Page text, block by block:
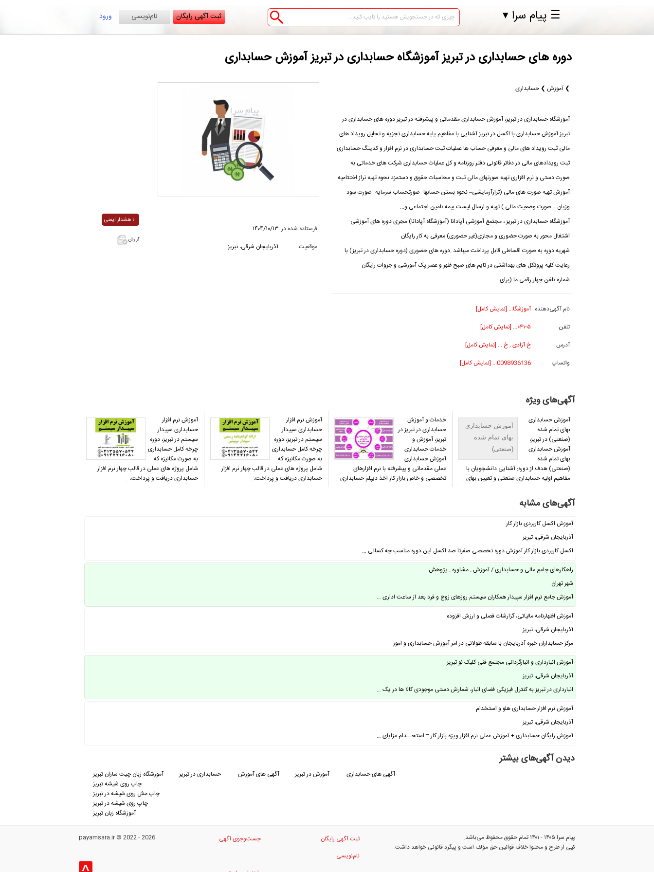
☰ پیام سرا ▾ ورود نام‌نویسی ثبت آگهی رایگان
دوره های حسابداری در تبریز آموزشگاه حسابداری در تبریز آموزش حسابداری
❯ آموزش ❯ حسابداری
آموزشگاه حسابداری در تبریز، آموزش حسابداری مقدماتی و پیشرفته در تبریز دوره های حسابداری در
تبریز آموزش حسابداری با اکسل در تبریز آشنایی با مفاهیم پایه حسابداری تجزیه و تحلیل رویداد های
مالی ثبت رویداد های مالی و معرفی حساب ها عملیات ثبت حسابداری در نرم افزار و کدینگ حسابداری
ثبت رویدادهای مالی در دفاتر قانونی دفتر روزنامه و کل عملیات حسابداری شرکت های خدماتی به
صورت دستی و نرم افزاری تهیه صورتهای مالی ثبت و محاسبات حقوق و دستمزد نحوه تهیه تراز اختتامیه
آموزش تهیه صورت های مالی (ترازآزمایشی– نحوه بستن حسابها- صورتحساب سرمایه- صورت سود
وزیان – صورت وضعیت مالی ) تهیه و ارسال لیست بیمه تامین اجتماعی و...
آموزشگاه حسابداری در تبریز ، مجتمع آموزشی آپادانا (آموزشگاه آپادانا) مجری دوره های آموزشی
اشتغال محور به صورت حضوری و مجازی(غیر حضوری) معرفی به کار رایگان
شهریه دوره به صورت اقساطی قابل پرداخت میباشد .دوره های حضوری (دوره حسابداری در تبریز) با
رعایت کلیه پروتکل های بهداشتی در تایم های صبح ظهر و عصر پک آموزشی و جزوات رایگان
شماره تلفن چهار رقمی ما (برای
نام آگهی‌دهنده آموزشگا... [نمایش کامل]
تلفن
۰۴۱-۵... [نمایش کامل]
آدرس
خ آزادی , خ ... [نمایش کامل]
واتساپ
0098936136... [نمایش کامل]
هشدار ایمنی ›
گزارش
فرستاده شده در ۱۴۰۴/۱۰/۱۳
موقعیت
آذربایجان شرقی، تبریز
آگهی‌های ویژه
آموزش حسابداری
بهای تمام شده
(صنعتی)
آموزش حسابداری
بهای تمام شده
(صنعتی) در تبریز،
آموزش حسابداری
بهای تمام شده
(صنعتی) هدف از دوره: آشنایی دانشجویان با
مفاهیم اولیه حسابداری صنعتی و تعیین بهای…
خدمات و آموزش
حسابداری در تبریز در
تبریز، آموزش و
خدمات حسابداری
آموزش حسابداری
عملی مقدماتی و پیشرفته با نرم افزارهای
تخصصی و خاص بازار کار اخذ دیپلم حسابداری…
آموزش نرم افزار
حسابداری سپیدار
سیستم در تبریز، دوره
چرخه کامل حسابداری
به صورت مکانیزه که
شامل پروژه های عملی در قالب چهار نرم افزار
حسابداری دریافت و پرداخت،…
آموزش نرم افزار
حسابداری سپیدار
سیستم در تبریز، دوره
چرخه کامل حسابداری
به صورت مکانیزه که
شامل پروژه های عملی در قالب چهار نرم افزار
حسابداری دریافت و پرداخت،…
آگهی‌های مشابه
آموزش اکسل کاربردی بازار کار
آذربایجان شرقی، تبریز
اکسل کاربردی بازار کار آموزش دوره تخصصی صفرتا صد اکسل این دوره مناسب چه کسانی …
راهکارهای جامع مالی و حسابداری / آموزش . مشاوره . پژوهش
شهر تهران
آموزش جامع نرم افزار سپیدار همکاران سیستم روزهای زوج و فرد بعد از ساعت اداری …
آموزش اظهارنامه مالیاتی، گزارشات فصلی و ارزش افزوده
آذربایجان شرقی، تبریز
مرکز حسابداران خبره آذربایجان با سابقه طولانی در امر آموزش حسابداری و امور …
آموزش انبارداری و انبارگردانی مجتمع فنی کلیک نو تبریز
آذربایجان شرقی، تبریز
انبارداری در تبریز به کنترل فیزیکی فضای انبار، شمارش دستی موجودی کالا ها در یک …
آموزش نرم افزار حسابداری هلو و استخدام
آذربایجان شرقی، تبریز
آموزش رایگان حسابداری + آموزش عملی نرم افزار ویژه بازار کار = استخــدام مزایای …
دیدن آگهی‌های بیشتر
آگهی های حسابداری آموزش در تبریز آگهی های آموزش حسابداری در تبریز
آموزشگاه زبان چیت سازان تبریز
چاپ روی شیشه تبریز
چاپ مش روی شیشه در تبریز
چاپ روی شیشه در تبریز
آموزشگاه زبان تبریز
پیام سرا ۱۴۰۵ - ۱۴۰۱ تمام حقوق محفوظ می‌باشد.
کپی از طرح و محتوا خلاف قوانین حق مؤلف است و پیگرد قانونی خواهد داشت.
ثبت آگهی رایگان
نام‌نویسی
جست‌وجوی آگهی payamsara.ir © 2022 - 2026